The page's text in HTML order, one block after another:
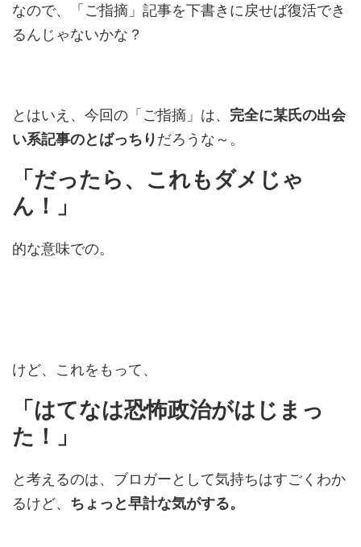
なので、「ご指摘」記事を下書きに戻せば復活でき
るんじゃないかな？
とはいえ、今回の「ご指摘」は、 完全に某氏の出会
い系記事のとばっちりだろうな～。
「だったら、これもダメじゃ
ん！」
的な意味での。
けど、これをもって、
「はてなは恐怖政治がはじまっ
た！」
と考えるのは、ブロガーとして気持ちはすごくわか
るけど、 ちょっと早計な気がする。